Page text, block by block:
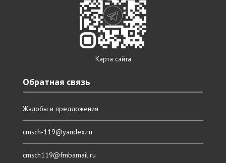
Карта сайта
Обратная связь
Жалобы и предложения
cmsch-119@yandex.ru
cmsch119@fmbamail.ru